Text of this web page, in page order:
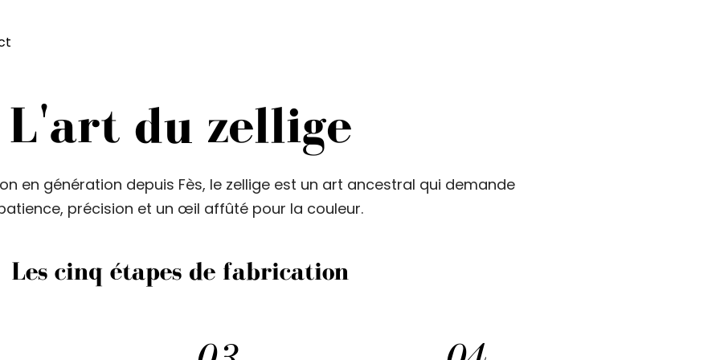
L'art du zellige
en génération depuis Fès, le zellige est un art ancestral qui demande
précision et un œil affûté pour la couleur.
Les cinq étapes de fabrication